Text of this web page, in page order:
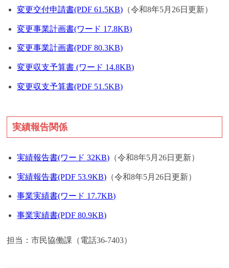
変更交付申請書(PDF 61.5KB) （令和8年5月26日更新）
変更事業計画書(ワード 17.8KB)
変更事業計画書(PDF 80.3KB)
変更収支予算書 (ワード 14.8KB)
変更収支予算書(PDF 51.5KB)
実績報告関係
実績報告書(ワード 32KB) （令和8年5月26日更新）
実績報告書(PDF 53.9KB) （令和8年5月26日更新）
事業実績書(ワード 17.7KB)
事業実績書(PDF 80.9KB)
担当：市民協働課（電話36-7403）